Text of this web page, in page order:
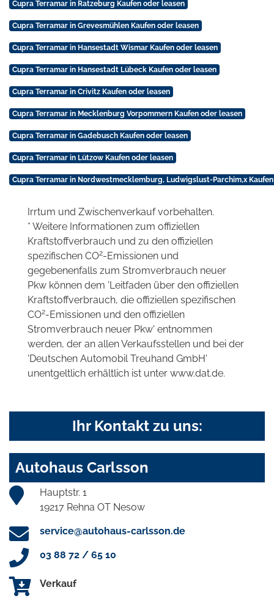
Cupra Terramar in Ratzeburg Kaufen oder leasen
Cupra Terramar in Grevesmühlen Kaufen oder leasen
Cupra Terramar in Hansestadt Wismar Kaufen oder leasen
Cupra Terramar in Hansestadt Lübeck Kaufen oder leasen
Cupra Terramar in Crivitz Kaufen oder leasen
Cupra Terramar in Mecklenburg Vorpommern Kaufen oder leasen
Cupra Terramar in Gadebusch Kaufen oder leasen
Cupra Terramar in Lützow Kaufen oder leasen
Cupra Terramar in Nordwestmecklemburg, Ludwigslust-Parchim,x
Irrtum und Zwischenverkauf vorbehalten.
* Weitere Informationen zum offiziellen
Kraftstoffverbrauch und zu den offiziellen
spezifischen CO2-Emissionen und
gegebenenfalls zum Stromverbrauch neuer
Pkw können dem 'Leitfaden über den offiziellen
Kraftstoffverbrauch, die offiziellen spezifischen
CO2-Emissionen und den offiziellen
Stromverbrauch neuer Pkw' entnommen
werden, der an allen Verkaufsstellen und bei der
'Deutschen Automobil Treuhand GmbH'
unentgeltlich erhältlich ist unter www.dat.de.
Ihr Kontakt zu uns:
Autohaus Carlsson
Hauptstr. 1
19217 Rehna OT Nesow
service@autohaus-carlsson.de
03 88 72 / 65 10
Verkauf